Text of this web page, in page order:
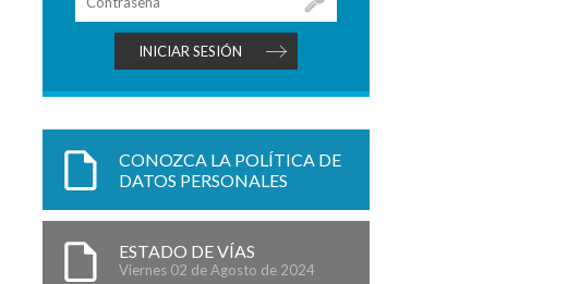
CONOZCA LA POLÍTICA DE
DATOS PERSONALES
ESTADO DE VÍAS
Viernes 02 de Agosto de 2024